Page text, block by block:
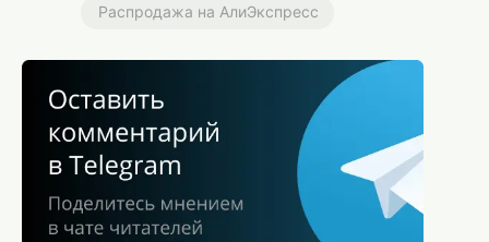
Распродажа на АлиЭкспресс